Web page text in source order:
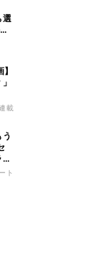
選
載
ト